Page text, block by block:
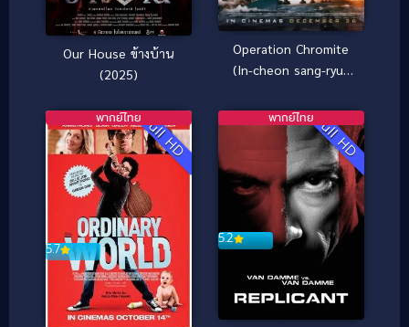
Our House ข้างบ้าน
(2025)
Operation Chromite
(In-cheon sang-ryuk
Full HD
5.7
พากย์ไทย Full HD
5.2
พากย์ไทย